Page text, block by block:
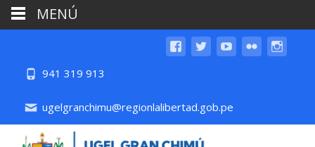
941 319 913
ugelgranchimu@regionlalibertad.gob.pe
MENÚ